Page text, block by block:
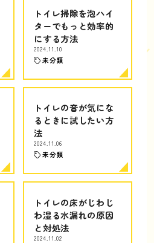
トイレ掃除を泡ハイ
ターでもっと効率的
にする方法
2024.11.10
未分類
トイレの音が気にな
るときに試したい方
法
2024.11.06
未分類
トイレの床がじわじ
わ湿る水漏れの原因
と対処法
2024.11.02